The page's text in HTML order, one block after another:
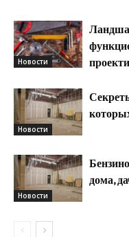
Новости
Новости
Новости
дома,